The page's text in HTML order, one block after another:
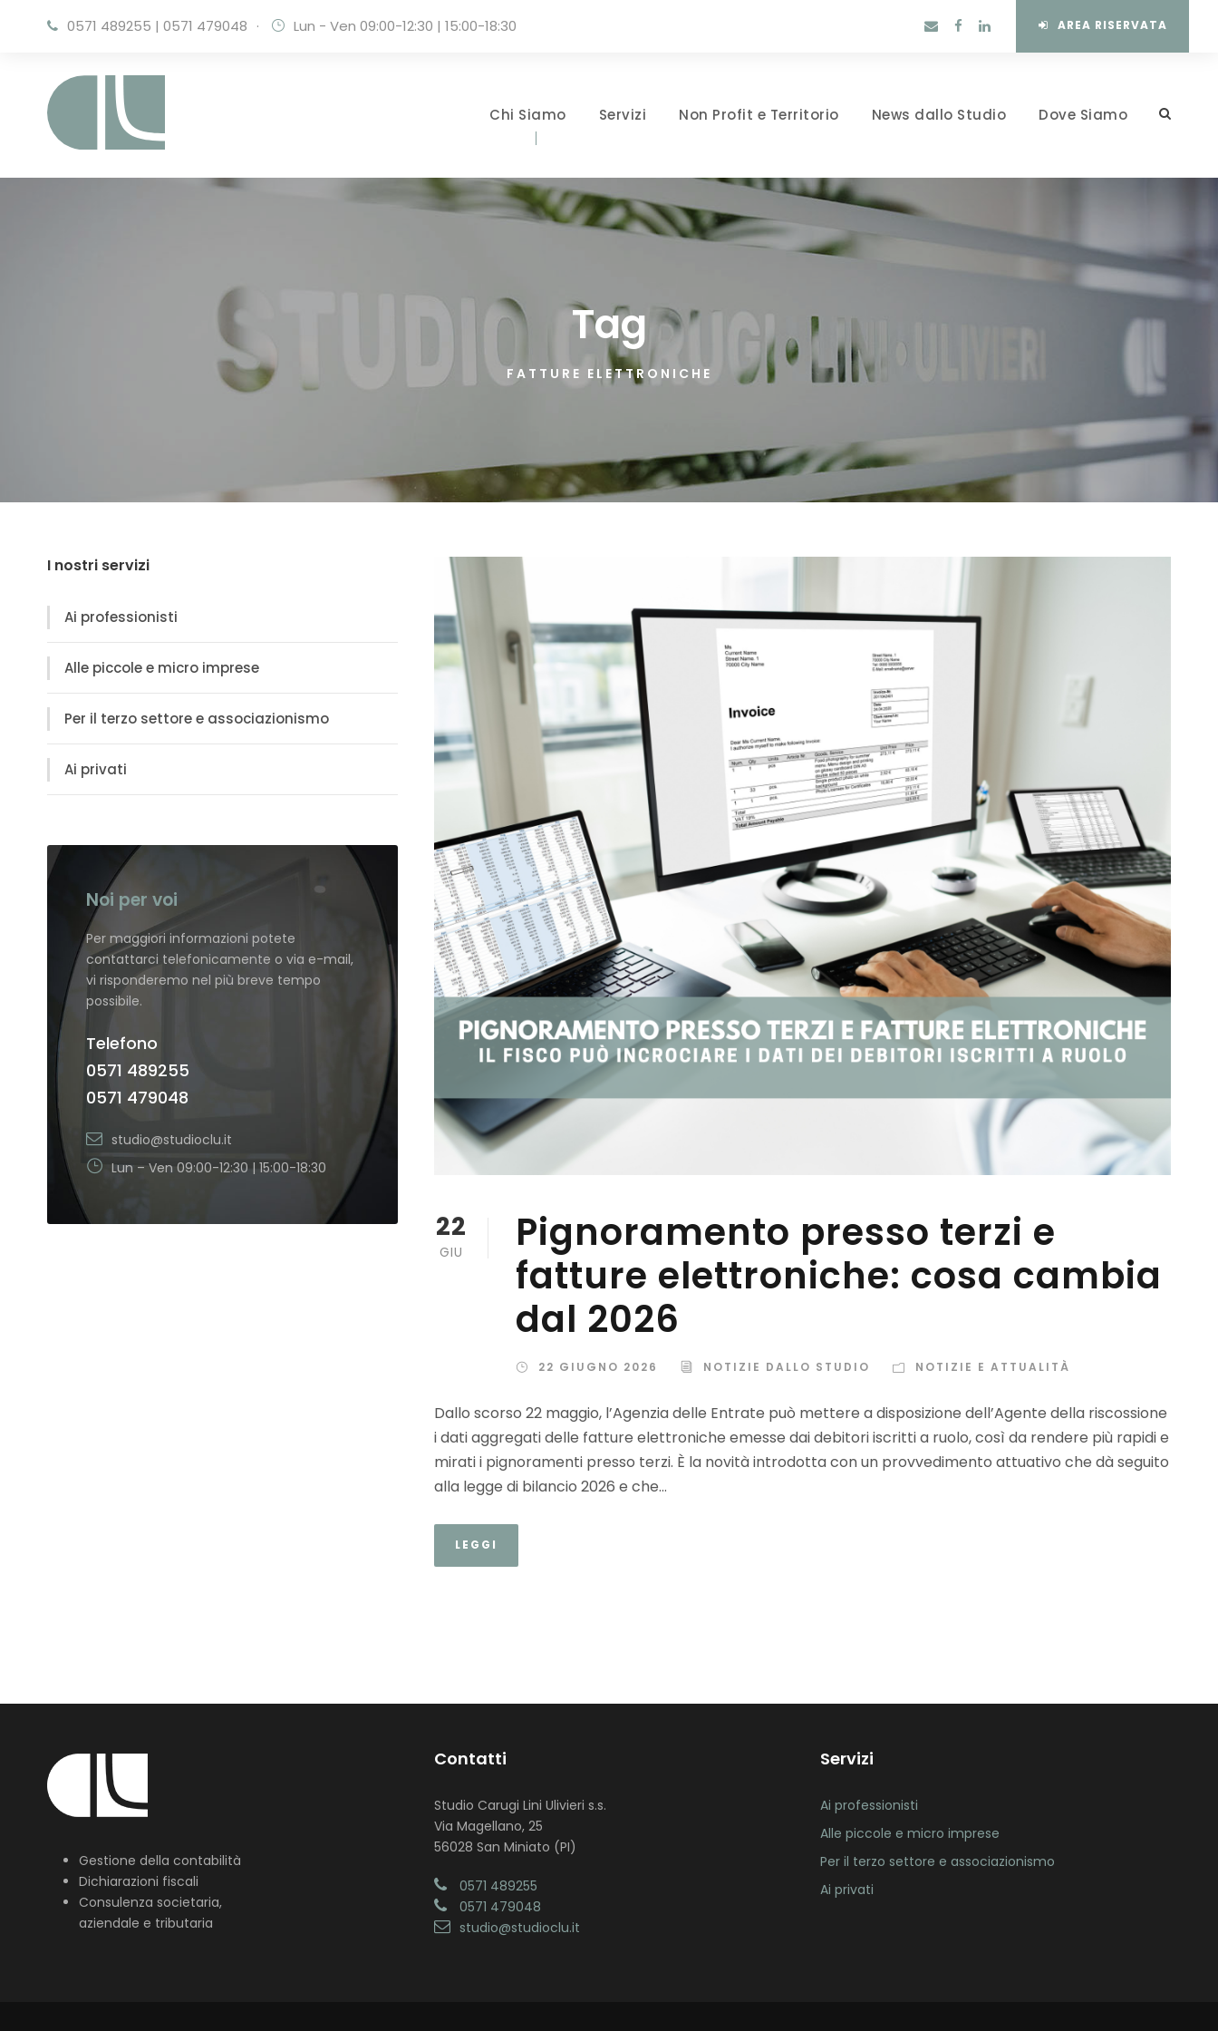
0571 489255 | 0571 479048 · Lun - Ven 09:00-12:30 | 15:00-18:30 AREA RISERVATA
Chi Siamo Servizi Non Profit e Territorio News dallo Studio Dove Siamo
Tag
FATTURE ELETTRONICHE
22
GIU
Pignoramento presso terzi e
fatture elettroniche: cosa cambia
dal 2026
22 GIUGNO 2026 NOTIZIE DALLO STUDIO NOTIZIE E ATTUALITÀ
Dallo scorso 22 maggio, l’Agenzia delle Entrate può mettere a disposizione dell’Agente della riscossione
i dati aggregati delle fatture elettroniche emesse dai debitori iscritti a ruolo, così da rendere più rapidi e
mirati i pignoramenti presso terzi. È la novità introdotta con un provvedimento attuativo che dà seguito
alla legge di bilancio 2026 e che...
LEGGI
I nostri servizi
Ai professionisti
Alle piccole e micro imprese
Per il terzo settore e associazionismo
Ai privati
Noi per voi
Per maggiori informazioni potete
contattarci telefonicamente o via e-mail,
vi risponderemo nel più breve tempo
possibile.
Telefono
0571 489255
0571 479048
studio@studioclu.it
Lun – Ven 09:00-12:30 | 15:00-18:30
Gestione della contabilità
Dichiarazioni fiscali
Consulenza societaria,
aziendale e tributaria
Contatti
Studio Carugi Lini Ulivieri s.s.
Via Magellano, 25
56028 San Miniato (PI)
0571 489255
0571 479048
studio@studioclu.it
Servizi
Ai professionisti
Alle piccole e micro imprese
Per il terzo settore e associazionismo
Ai privati